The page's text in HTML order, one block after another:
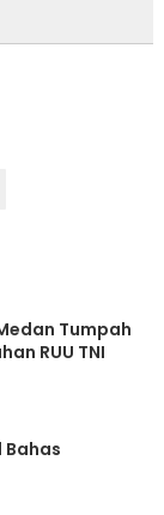
Tumpah
RUU TNI
Bahas